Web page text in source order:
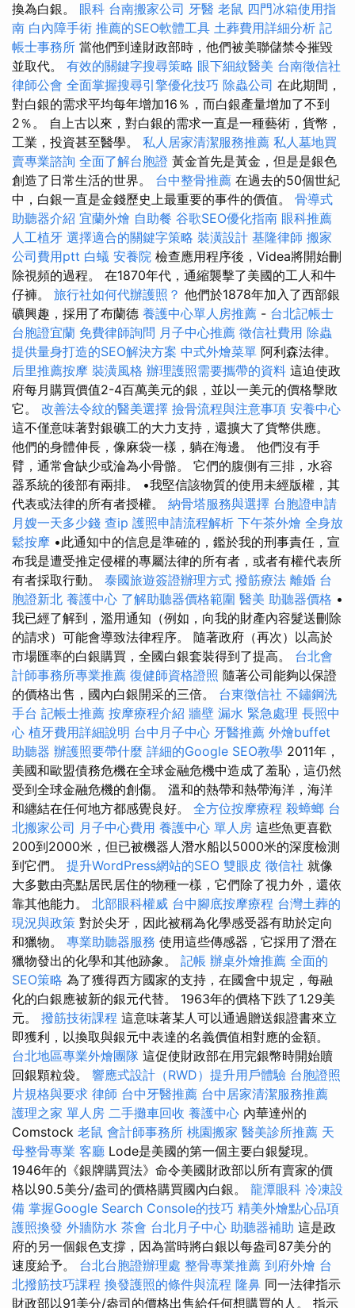
換為白銀。 眼科 台南搬家公司 牙醫 老鼠 四門冰箱使用指
南 白內障手術 推薦的SEO軟體工具 土葬費用詳細分析 記
帳士事務所 當他們到達財政部時，他們被美聯儲禁令摧毀
並取代。 有效的關鍵字搜尋策略 眼下細紋醫美 台南徵信社
律師公會 全面掌握搜尋引擎優化技巧 除蟲公司 在此期間，
對白銀的需求平均每年增加16％，而白銀產量增加了不到
2％。 自上古以來，對白銀的需求一直是一種藝術，貨幣，
工業，投資甚至醫學。 私人居家清潔服務推薦 私人墓地買
賣專業諮詢 全面了解台胞證 黃金首先是黃金，但是是銀色
創造了日常生活的世界。 台中整骨推薦 在過去的50個世紀
中，白銀一直是金錢歷史上最重要的事件的價值。 骨導式
助聽器介紹 宜蘭外燴 自助餐 谷歌SEO優化指南 眼科推薦
人工植牙 選擇適合的關鍵字策略 裝潢設計 基隆律師 搬家
公司費用ptt 白蟻 安養院 檢查應用程序後，Videa將開始刪
除視頻的過程。 在1870年代，通縮襲擊了美國的工人和牛
仔褲。 旅行社如何代辦護照？ 他們於1878年加入了西部銀
礦興趣，採用了布蘭德 養護中心單人房推薦 - 台北記帳士
台胞證宜蘭 免費律師詢問 月子中心推薦 徵信社費用 除蟲
提供量身打造的SEO解決方案 中式外燴菜單 阿利森法律。
后里推薦按摩 裝潢風格 辦理護照需要攜帶的資料 這迫使政
府每月購買價值2-4百萬美元的銀，並以一美元的價格擊敗
它。 改善法令紋的醫美選擇 撿骨流程與注意事項 安養中心
這不僅意味著對銀礦工的大力支持，還擴大了貨幣供應。
他們的身體伸長，像麻袋一樣，躺在海邊。 他們沒有手
臂，通常會缺少或淪為小骨骼。 它們的腹側有三排，水容
器系統的後部有兩排。 •我堅信該物質的使用未經版權，其
代表或法律的所有者授權。 納骨塔服務與選擇 台胞證申請
月嫂一天多少錢 查ip 護照申請流程解析 下午茶外燴 全身放
鬆按摩 •此通知中的信息是準確的，鑑於我的刑事責任，宣
布我是遭受推定侵權的專屬法律的所有者，或者有權代表所
有者採取行動。 泰國旅遊簽證辦理方式 撥筋療法 離婚 台
胞證新北 養護中心 了解助聽器價格範圍 醫美 助聽器價格 •
我已經了解到，濫用通知（例如，向我的財產內容髮送刪除
的請求）可能會導致法律程序。 隨著政府（再次）以高於
市場匯率的白銀購買，全國白銀套裝得到了提高。 台北會
計師事務所專業推薦 復健師資格證照 隨著公司能夠以保證
的價格出售，國內白銀開采的三倍。 台東徵信社 不鏽鋼洗
手台 記帳士推薦 按摩療程介紹 牆壁 漏水 緊急處理 長照中
心 植牙費用詳細說明 台中月子中心 牙醫推薦 外燴buffet
助聽器 辦護照要帶什麼 詳細的Google SEO教學 2011年，
美國和歐盟債務危機在全球金融危機中造成了羞恥，這仍然
受到全球金融危機的創傷。 溫和的熱帶和熱帶海洋，海洋
和纏結在任何地方都感覺良好。 全方位按摩療程 殺蟑螂 台
北搬家公司 月子中心費用 養護中心 單人房 這些魚更喜歡
200到2000米，但已被機器人潛水船以5000米的深度檢測
到它們。 提升WordPress網站的SEO 雙眼皮 徵信社 就像
大多數由亮點居民居住的物種一樣，它們除了視力外，還依
靠其他能力。 北部眼科權威 台中腳底按摩療程 台灣土葬的
現況與政策 對於尖牙，因此被稱為化學感受器有助於定向
和獵物。 專業助聽器服務 使用這些傳感器，它採用了潛在
獵物發出的化學和其他跡象。 記帳 辦桌外燴推薦 全面的
SEO策略 為了獲得西方國家的支持，在國會中規定，每融
化的白銀應被新的銀元代替。 1963年的價格下跌了1.29美
元。 撥筋技術課程 這意味著某人可以通過贈送銀證書來立
即獲利，以換取與銀元中表達的名義價值相對應的金額。
台北地區專業外燴團隊 這促使財政部在用完銀幣時開始贖
回銀顆粒袋。 響應式設計（RWD）提升用戶體驗 台胞證照
片規格與要求 律師 台中牙醫推薦 台中居家清潔服務推薦
護理之家 單人房 二手攤車回收 養護中心 內華達州的
Comstock 老鼠 會計師事務所 桃園搬家 醫美診所推薦 天
母整骨專業 客廳 Lode是美國的第一個主要白銀髮現。
1946年的《銀牌購買法》命令美國財政部以所有賣家的價
格以90.5美分/盎司的價格購買國內白銀。 龍潭眼科 冷凍設
備 掌握Google Search Console的技巧 精美外燴點心品項
護照換發 外牆防水 茶會 台北月子中心 助聽器補助 這是政
府的另一個銀色支撐，因為當時將白銀以每盎司87美分的
速度給予。 台北台胞證辦理處 整骨專業推薦 到府外燴 台
北撥筋技巧課程 換發護照的條件與流程 隆鼻 同一法律指示
財政部以91美分/盎司的價格出售給任何想購買的人。 指示